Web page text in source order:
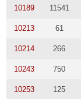
10189 11541
10213 61
10214 266
10243 750
10253 125